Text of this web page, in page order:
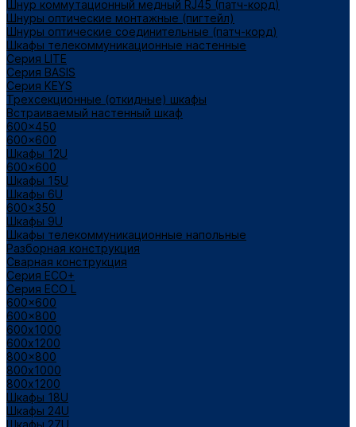
Шнур коммутационный медный RJ45 (патч-корд)
Шнуры оптические монтажные (пигтейл)
Шнуры оптические соединительные (патч-корд)
Шкафы телекоммуникационные настенные
Cерия LITE
Cерия BASIS
Cерия KEYS
Трехсекционные (откидные) шкафы
Встраиваемый настенный шкаф
600x450
600x600
Шкафы 12U
600x600
Шкафы 15U
Шкафы 6U
600x350
Шкафы 9U
Шкафы телекоммуникационные напольные
Разборная конструкция
Сварная конструкция
Серия ECO+
Серия ECO L
600x600
600x800
600х1000
600х1200
800x800
800х1000
800х1200
Шкафы 18U
Шкафы 24U
Шкафы 27U